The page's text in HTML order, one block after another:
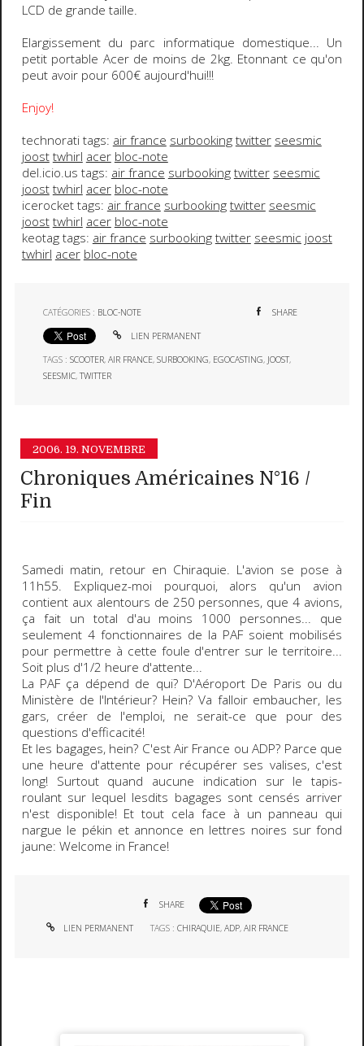
LCD de grande taille.
Elargissement du parc informatique domestique... Un
petit portable Acerde moins de 2kg. Etonnant ce qu'on
peut avoir pour 600€ aujourd'hui!!!
Enjoy!
technorati tags: air france surbookingtwitter seesmic
joosttwhirl acer bloc-note
del.icio.us tags: air france surbookingtwitter seesmic
joosttwhirl acer bloc-note
icerocket tags: air france surbookingtwitter seesmic
joosttwhirl acer bloc-note
keotag tags: air france surbookingtwitter seesmic joost
twhirl acer bloc-note
CATÉGORIES : BLOC-NOTE SHARE
LIEN PERMANENT
TAGS :SCOOTER,AIR FRANCE,SURBOOKING, EGOCASTING, JOOST,
SEESMIC,TWITTER
2006. 19. NOVEMBRE
Chroniques Américaines N°16 /
Fin
Samedi matin, retour en Chiraquie. L'avion se pose à
11h55. Expliquez-moi pourquoi, alors qu'un avion
contient aux alentours de 250 personnes, que 4 avions,
ça fait un total d'au moins 1000 personnes... que
seulement 4 fonctionnaires de la PAFsoient mobilisés
pour permettre à cette foule d'entrer sur le territoire...
Soit plus d'1/2 heure d'attente...
La PAF ça dépend de qui? D'Aéroport De Paris ou du
Ministère de l'Intérieur? Hein? Va falloir embaucher, les
gars, créer de l'emploi, ne serait-ce que pour des
questions d'efficacité!
Et les bagages, hein? C'est Air France ou ADP? Parce que
une heure d'attente pour récupérer ses valises, c'est
long! Surtout quand aucune indication sur le tapis-
roulant sur lequel lesdits bagages sont censés arriver
n'est disponible! Et tout cela face à un panneau qui
nargue le pékin et annonce en lettres noires sur fond
jaune: Welcome in France!
SHARE
LIEN PERMANENT TAGS :CHIRAQUIE,ADP,AIR FRANCE